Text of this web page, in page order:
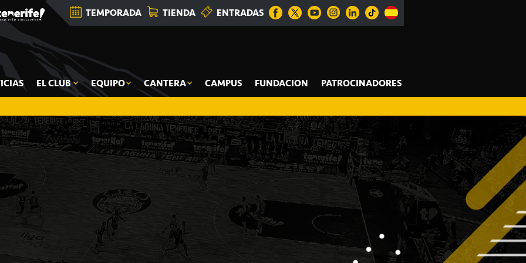
TEMPORADA TIENDA ENTRADAS
EL CLUB EQUIPO CANTERA CAMPUS FUNDACION PATROCINADORES